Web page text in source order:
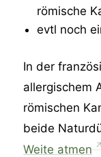
römische
evtl noch
In der
allergischem
römischen
beide
Weite atmen